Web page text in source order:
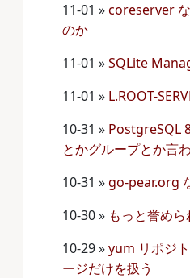
11-01 »coreserver
のか
11-01 »SQLite
11-01 » L.ROOT-
10-31 » PostgreSQL
とかグループとか言
10-31 »go-pear.org
10-30» もっと誉め
10-29»yum リポジ
ージだけを扱う